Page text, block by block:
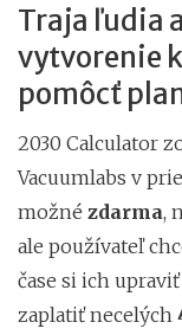
Traja ľudia
vytvorenie
pomôcť
2030 Calculator
Vacuumlabs v
možné zdarma,
ale používateľ
čase si ich
zaplatiť necelých